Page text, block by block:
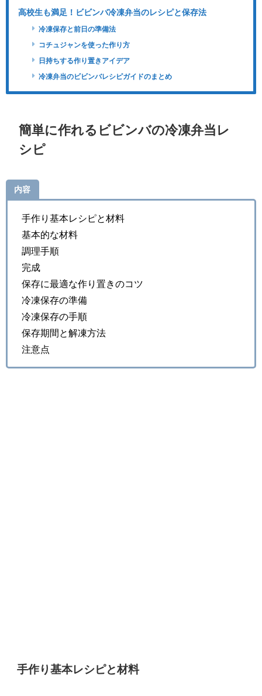
高校生も満足！ビビンバ冷凍弁当のレシピと保存法
冷凍保存と前日の準備法
コチュジャンを使った作り方
日持ちする作り置きアイデア
冷凍弁当のビビンバレシピガイドのまとめ
簡単に作れるビビンバの冷凍弁当レ
シピ
内容
手作り基本レシピと材料
基本的な材料
調理手順
完成
保存に最適な作り置きのコツ
冷凍保存の準備
冷凍保存の手順
保存期間と解凍方法
注意点
手作り基本レシピと材料